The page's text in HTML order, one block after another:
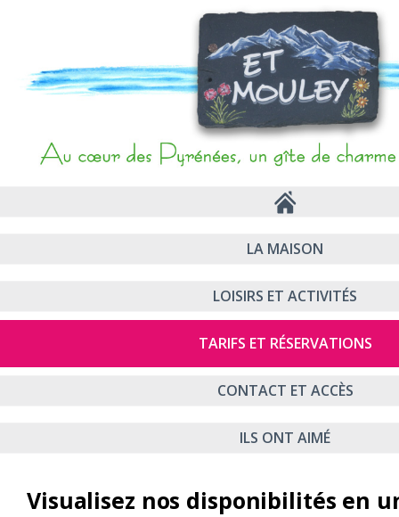
LA MAISON
LOISIRS ET ACTIVITÉS
TARIFS ET RÉSERVATIONS
CONTACT ET ACCÈS
ILS ONT AIMÉ
Visualisez nos disponibilités en